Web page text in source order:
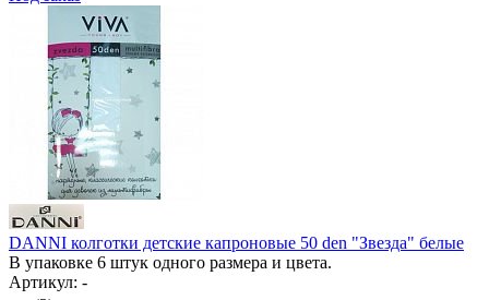
DANNI колготки детские капроновые 50 den "Звезда" белые
В упаковке 6 штук одного размера и цвета.
Артикул: -